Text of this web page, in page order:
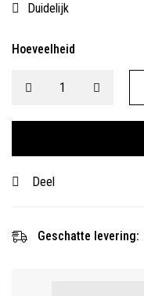
Duidelijk
Hoeveelheid
Deel
Geschatte levering: